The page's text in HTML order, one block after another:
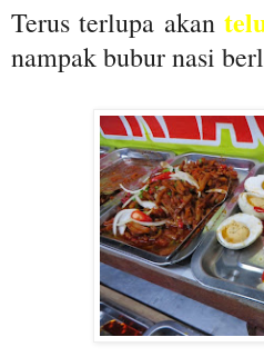
Terus terlupa akan
nampak bubur nasi